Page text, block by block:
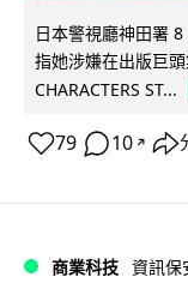
日本警視廳神田署
指她涉嫌在出版巨
CHARACTERS ST...
79 10 ↗
商業科技 資訊保